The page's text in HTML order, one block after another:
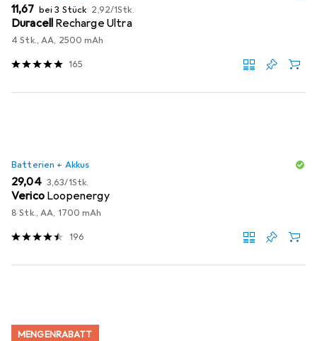
EUR
11,67 bei 3 Stück EUR
2,92/1Stk.
Duracell Recharge Ultra
4 Stk., AA, 2500 mAh
165
Batterien + Akkus
EUR
29,04 EUR
3,63/1Stk.
Verico Loopenergy
8 Stk., AA, 1700 mAh
196
MENGENRABATT